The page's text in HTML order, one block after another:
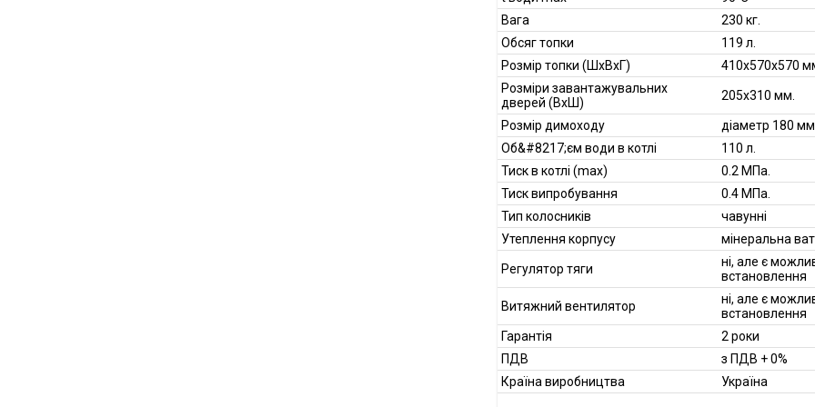
Вага
230 кг.
Обсяг топки
119 л.
Розмір топки (ШхВхГ)
410х570х570
Розміри завантажувальних
дверей (ВхШ)
205x310 мм.
Розмір димоходу
діаметр 180 мм.
Об&#8217;єм води в котлі
110 л.
Тиск в котлі (max)
0.2 МПа.
Тиск випробування
0.4 МПа.
Тип колосників
чавунні
Утеплення корпусу
мінеральна
Регулятор тяги
ні, але є
встановлення
Витяжний вентилятор
ні, але є
встановлення
Гарантія
2 роки
ПДВ
з ПДВ + 0%
Країна виробництва
Україна